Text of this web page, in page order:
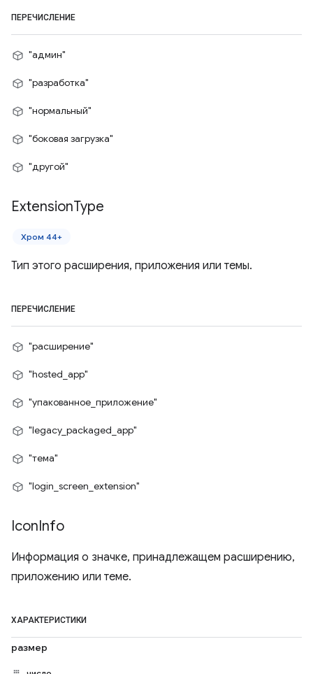
ПЕРЕЧИСЛЕНИЕ
"админ"
"разработка"
"нормальный"
"боковая загрузка"
"другой"
ExtensionType
Хром 44+
Тип этого расширения, приложения или темы.
ПЕРЕЧИСЛЕНИЕ
"расширение"
"hosted_app"
"упакованное_приложение"
"legacy_packaged_app"
"тема"
"login_screen_extension"
IconInfo
Информация о значке, принадлежащем расширению,
приложению или теме.
ХАРАКТЕРИСТИКИ
размер